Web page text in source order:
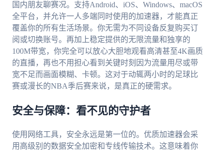
国内朋友聊赛况。支持Android、iOS、Windows、macOS
全平台，并允许一人多端同时使用的加速器，才能真正
覆盖你的所有生活场景。你无需为不同设备反复购买订
阅或切换账号。再加上稳定提供的无限流量和独享的
100M带宽，你完全可以放心大胆地观看高清甚至4K画质
的直播，再也不用担心看到关键时刻因为流量用尽或带
宽不足而画面模糊、卡顿。这对于动辄两小时的足球比
赛或漫长的NBA季后赛来说，是真正的硬需求。
安全与保障：看不见的守护者
使用网络工具，安全永远是第一位的。优质加速器会采
用高级别的数据安全加密和专线传输技术。这意味着你